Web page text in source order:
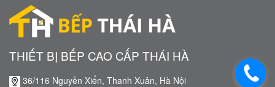
THIẾT BỊ BẾP CAO CẤP THÁI HÀ
36/116 Nguyễn Xiển, Thanh Xuân, Hà Nội